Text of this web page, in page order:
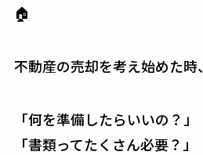
🏠
不動産の売却を考え始めた時、
「何を準備したらいいの？」
「書類ってたくさん必要？」